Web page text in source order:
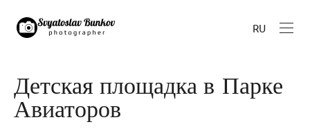
RU
Детская площадка в Парке
Авиаторов